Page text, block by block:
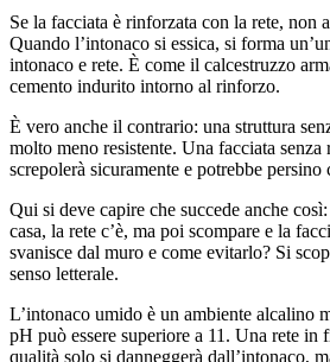
Se la facciata è rinforzata con la rete, non
Quando l’intonaco si essica, si forma
intonaco e rete. È come il calcestruzzo
cemento indurito intorno al rinforzo.
È vero anche il contrario: una struttura
molto meno resistente. Una facciata
screpolerà sicuramente e potrebbe persino
Qui si deve capire che succede anche
casa, la rete c’è, ma poi scompare e la
svanisce dal muro e come evitarlo? Si
senso letterale.
L’intonaco umido è un ambiente alcalino
pH può essere superiore a 11. Una rete in
qualità solo si danneggerà dall’intonaco,